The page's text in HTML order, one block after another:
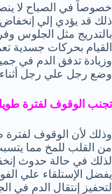
خصوصاً في الصباح لا
ذلك قد يؤدي إلي
بالتدريج مثل الجلوس
القيام بحركات جسدية
وزيادة تدفق الدم في
وضع رجل علي رجل
تجنب الوقوف لفترة
وذلك لأن الوقوف
من القلب للمخ مما
لذلك في حالة حدوث
يفضل الإستلقاء علي
لتحفيز إنتقال الدم في